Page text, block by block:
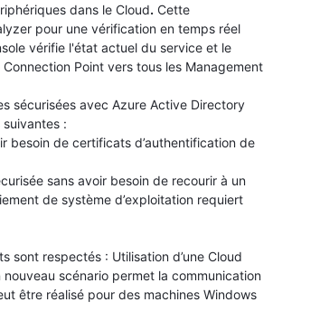
dans le Cloud. Cette
pour une vérification en temps réel
vérifie l'état actuel du service et le
Point vers tous les Management
sécurisées avec Azure Active Directory
:
besoin de certificats d’authentification de
sans avoir besoin de recourir à un
de système d’exploitation requiert
sont respectés : Utilisation d’une Cloud
scénario permet la communication
être réalisé pour des machines Windows